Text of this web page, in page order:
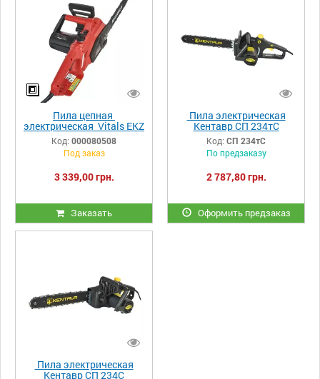
Пила цепная
электрическая Vitals EKZ
2040m
Код: 000080508
Под заказ
3 339,00 грн.
Заказать
Пила электрическая
Кентавр СП 234тС
Код: СП 234тС
По предзаказу
2 787,80 грн.
Оформить предзаказ
Пила электрическая
Кентавр СП 234С